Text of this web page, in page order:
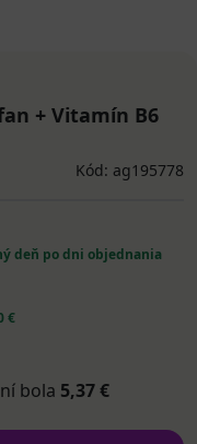
+ Vitamín B6
Kód: ag195778
deň po dni objednania
€
bola 5,37 €